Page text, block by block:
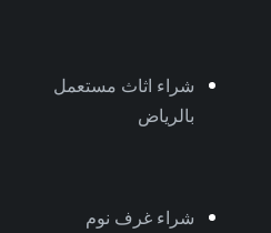
شراء اثاث مستعمل
بالرياض
شراء غرف نوم